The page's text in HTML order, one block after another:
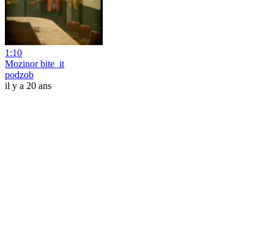
1:10
Mozinor bite_it
podzob
il y a 20 ans